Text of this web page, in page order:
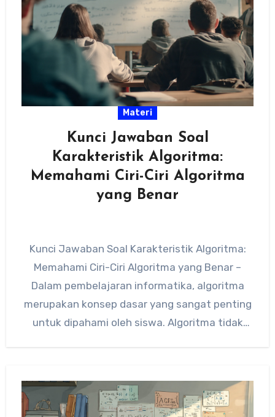
Materi
Kunci Jawaban Soal
Karakteristik Algoritma:
Memahami Ciri-Ciri Algoritma
yang Benar
Kunci Jawaban Soal Karakteristik Algoritma:
Memahami Ciri-Ciri Algoritma yang Benar –
Dalam pembelajaran informatika, algoritma
merupakan konsep dasar yang sangat penting
untuk dipahami oleh siswa. Algoritma tidak